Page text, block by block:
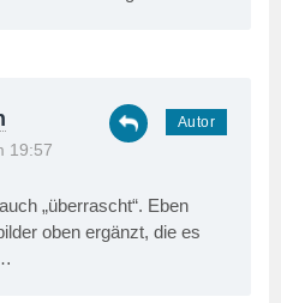
19:57
„überrascht“. Eben
oben ergänzt, die es